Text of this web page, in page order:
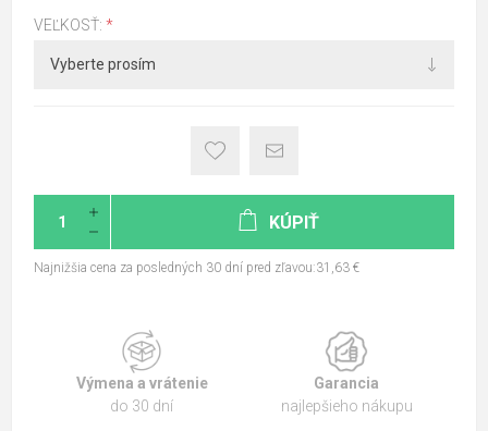
VEĽKOSŤ: *
KÚPIŤ
Najnižšia cena za posledných 30 dní pred zľavou:31,63 €
Výmena a vrátenie
do 30 dní
Garancia
najlepšieho nákupu